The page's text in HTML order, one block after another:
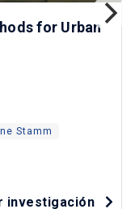
for Urban
Stamm
investigación